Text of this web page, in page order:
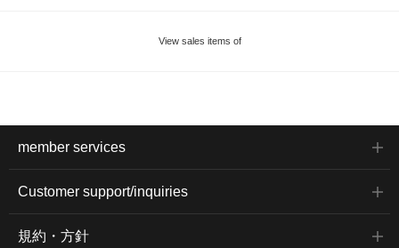
View sales items of
member services
Customer support/inquiries
規約・方針